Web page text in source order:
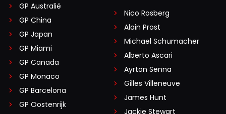
GP Australië
GP China
GP Japan
GP Miami
GP Canada
GP Monaco
GP Barcelona
GP Oostenrijk
Nico Rosberg
Alain Prost
Michael Schumacher
Alberto Ascari
Ayrton Senna
Gilles Villeneuve
James Hunt
Jackie Stewart